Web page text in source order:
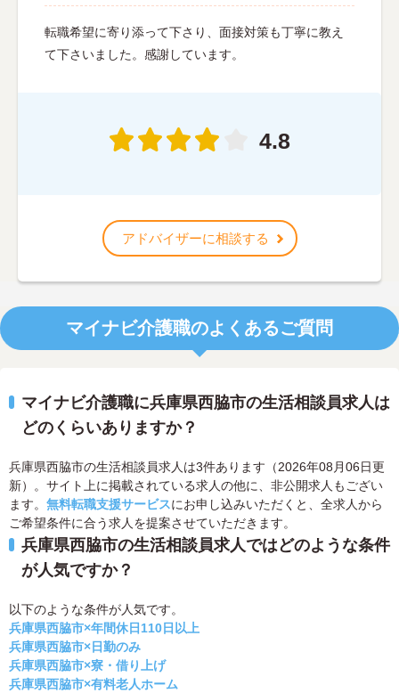
転職希望に寄り添って下さり、面接対策も丁寧に教え
て下さいました。感謝しています。
4.8
アドバイザーに相談する
マイナビ介護職のよくあるご質問
マイナビ介護職に兵庫県西脇市の生活相談員求人は
どのくらいありますか？
兵庫県西脇市の生活相談員求人は3件あります（2026年08月06日更
新）。サイト上に掲載されている求人の他に、非公開求人もござい
ます。 無料転職支援サービスにお申し込みいただくと、全求人から
ご希望条件に合う求人を提案させていただきます。
兵庫県西脇市の生活相談員求人ではどのような条件
が人気ですか？
以下のような条件が人気です。
兵庫県西脇市×年間休日110日以上
兵庫県西脇市×日勤のみ
兵庫県西脇市×寮・借り上げ
兵庫県西脇市×有料老人ホーム